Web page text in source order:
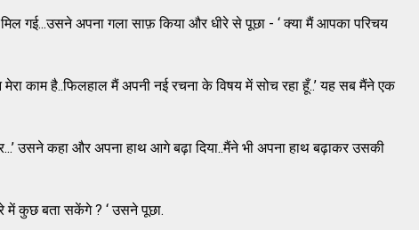
गई...उसने अपना गला साफ़ किया और धीरे से पूछा - ‘ क्या मैं आपका परिचय
काम है..फिलहाल मैं अपनी नई रचना के विषय में सोच रहा हूँ..’ यह सब मैंने एक
उसने कहा और अपना हाथ आगे बढ़ा दिया..मैंने भी अपना हाथ बढ़ाकर उसकी
में कुछ बता सकेंगे ? ‘ उसने पूछा.